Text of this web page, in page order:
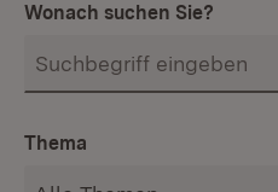
Wonach suchen Sie?
Thema